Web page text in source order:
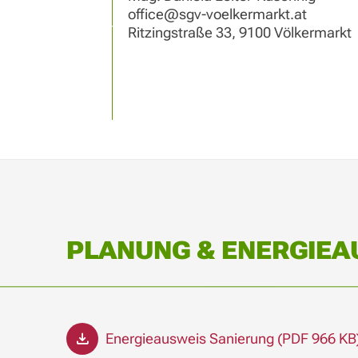
office@sgv-voelkermarkt.at
Ritzingstraße 33, 9100 Völkermarkt
PLANUNG &
Energieausweis Sanierung (PDF 966